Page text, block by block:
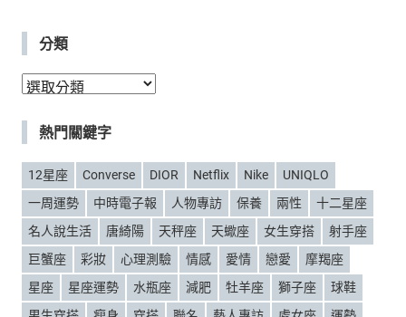
分類
分
熱門關鍵字
12星座 Converse DIOR Netflix Nike
UNIQLO
一周運勢
中時電子報 人物專訪 保養 兩性
十二星座
名人說生活
唐綺陽 天秤座 天蠍座 女生穿搭
射手座
巨蟹座
彩妝 心理測驗 情感 愛情 戀愛
摩羯座
星座
星座運勢 水瓶座 減肥 牡羊座 獅子座
球鞋